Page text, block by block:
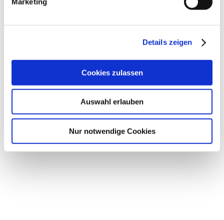
Details zeigen
Cookies zulassen
Auswahl erlauben
Nur notwendige Cookies